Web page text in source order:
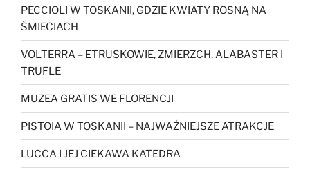
PECCIOLI W TOSKANII, GDZIE KWIATY ROSNĄ NA
ŚMIECIACH
VOLTERRA – ETRUSKOWIE, ZMIERZCH, ALABASTER I
TRUFLE
MUZEA GRATIS WE FLORENCJI
PISTOIA W TOSKANII – NAJWAŻNIEJSZE ATRAKCJE
LUCCA I JEJ CIEKAWA KATEDRA